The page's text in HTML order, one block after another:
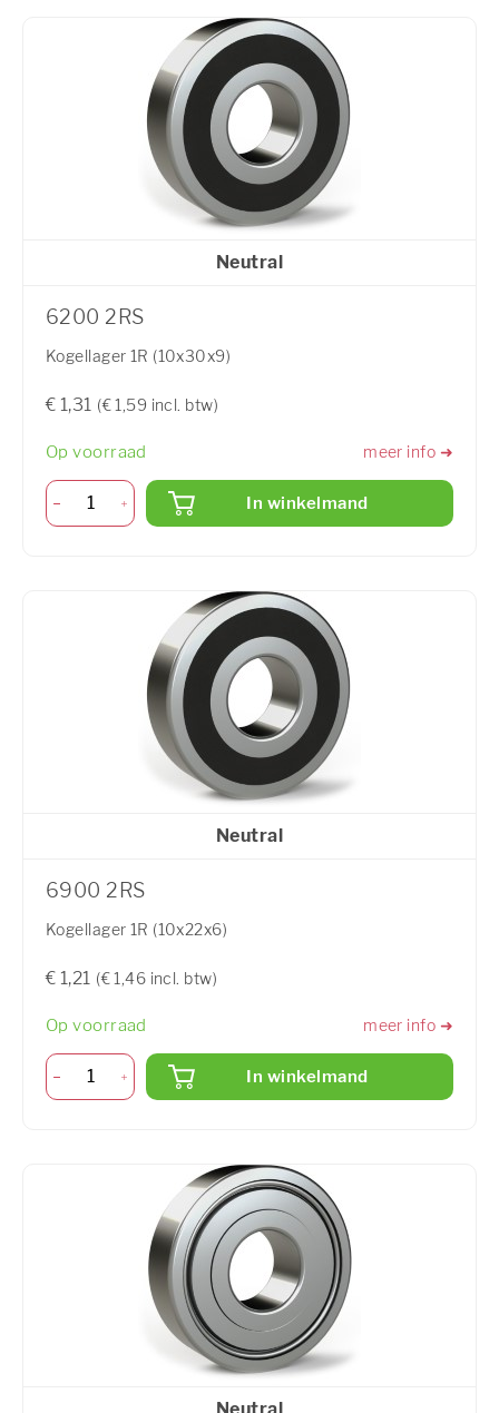
Neutral
6200 2RS
Kogellager 1R (10x30x9)
€ 1,31 (€ 1,59 incl. btw)
Op voorraad meer info ➜
In winkelmand
Neutral
6900 2RS
Kogellager 1R (10x22x6)
€ 1,21 (€ 1,46 incl. btw)
Op voorraad meer info ➜
In winkelmand